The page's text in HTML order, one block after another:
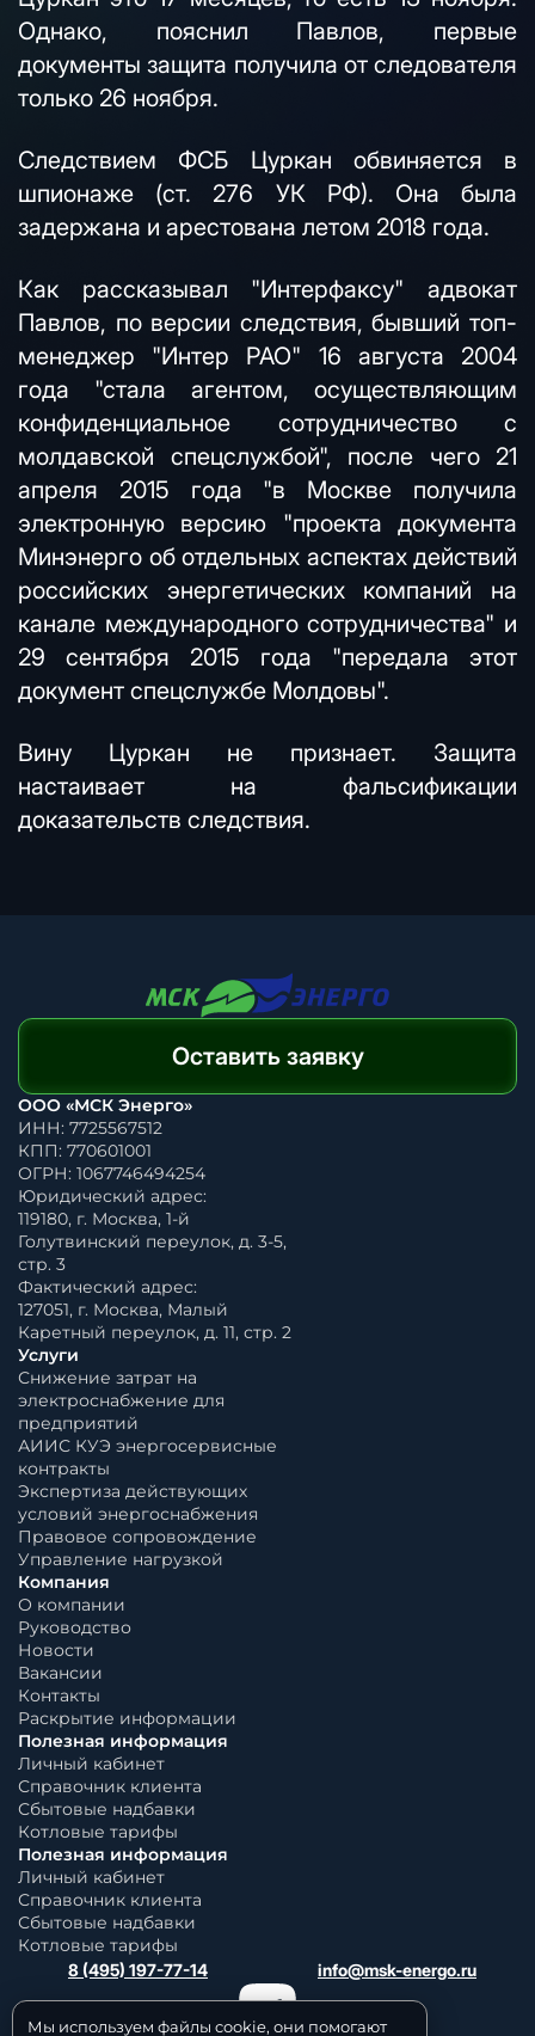
Однако, пояснил Павлов, первые
документы защита получила от следователя
только 26 ноября.
Следствием ФСБ Цуркан обвиняется в
шпионаже (ст. 276 УК РФ). Она была
задержана и арестована летом 2018 года.
Как рассказывал "Интерфаксу" адвокат
Павлов, по версии следствия, бывший топ-
менеджер "Интер РАО" 16 августа 2004
года "стала агентом, осуществляющим
конфиденциальное сотрудничество с
молдавской спецслужбой", после чего 21
апреля 2015 года "в Москве получила
электронную версию "проекта документа
Минэнерго об отдельных аспектах действий
российских энергетических компаний на
канале международного сотрудничества" и
29 сентября 2015 года "передала этот
документ спецслужбе Молдовы".
Вину Цуркан не признает. Защита
настаивает на фальсификации
доказательств следствия.
Мы используем файлы cookie, они помогают
Оставить заявку
ООО «МСК Энерго»
ИНН: 7725567512
КПП: 770601001
ОГРН: 1067746494254
Юридический адрес:
119180, г. Москва, 1-й
Голутвинский переулок, д. 3-5,
стр. 3
Фактический адрес:
127051, г. Москва, Малый
Каретный переулок, д. 11, стр. 2
Услуги
Снижение затрат на
электроснабжение для
предприятий
АИИС КУЭ энергосервисные
контракты
Экспертиза действующих
условий энергоснабжения
Правовое сопровождение
Управление нагрузкой
Компания
О компании
Руководство
Новости
Вакансии
Контакты
Раскрытие информации
Полезная информация
Личный кабинет
Справочник клиента
Сбытовые надбавки
Котловые тарифы
Полезная информация
Личный кабинет
Справочник клиента
Сбытовые надбавки
Котловые тарифы
8 (495) 197-77-14 info@msk-energo.ru